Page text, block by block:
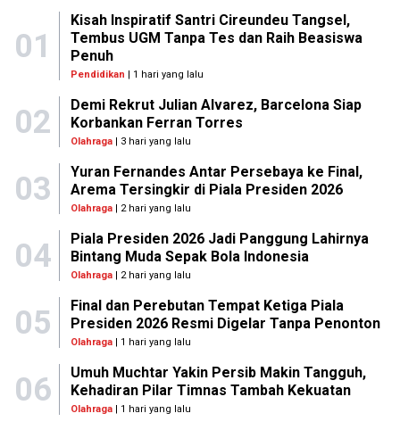
01
Kisah Inspiratif Santri Cireundeu Tangsel,
Tembus UGM Tanpa Tes dan Raih Beasiswa
Penuh
Pendidikan | 1 hari yang lalu
02
Demi Rekrut Julian Alvarez, Barcelona Siap
Korbankan Ferran Torres
Olahraga| 3 hari yang lalu
03
Yuran Fernandes Antar Persebaya ke Final,
Arema Tersingkir di Piala Presiden 2026
Olahraga| 2 hari yang lalu
04
Piala Presiden 2026 Jadi Panggung Lahirnya
Bintang Muda Sepak Bola Indonesia
Olahraga| 2 hari yang lalu
05
Final dan Perebutan Tempat Ketiga Piala
Presiden 2026 Resmi Digelar Tanpa Penonton
Olahraga| 1 hari yang lalu
06
Umuh Muchtar Yakin Persib Makin Tangguh,
Kehadiran Pilar Timnas Tambah Kekuatan
Olahraga| 1 hari yang lalu